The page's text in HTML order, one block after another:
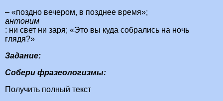
– «поздно вечером, в позднее время»;
антоним
: ни свет ни заря; «Это вы куда собрались на ночь
глядя?»
Задание:
Собери фразеологизмы:
Получить полный текст